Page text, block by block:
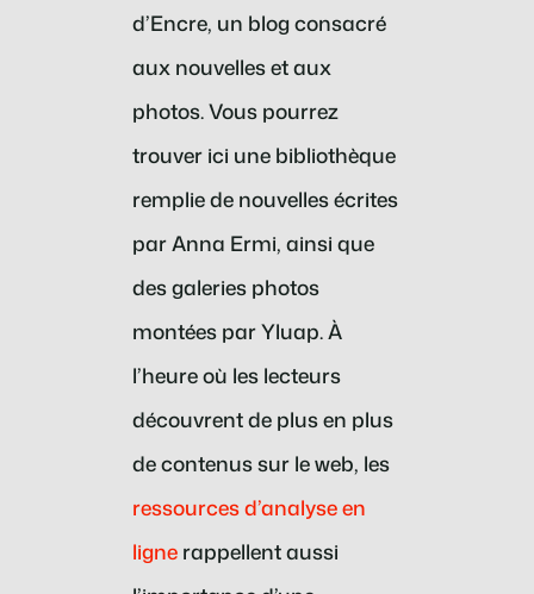
d’Encre, un blog consacré
aux nouvelles et aux
photos. Vous pourrez
trouver ici une bibliothèque
remplie de nouvelles écrites
par Anna Ermi, ainsi que
des galeries photos
montées par Yluap. À
l’heure où les lecteurs
découvrent de plus en plus
de contenus sur le web, les
ressources d’analyse en
lignerappellent aussi